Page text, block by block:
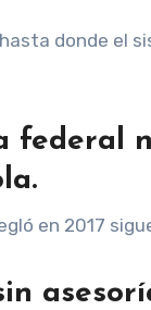
donde el
federal
en 2017